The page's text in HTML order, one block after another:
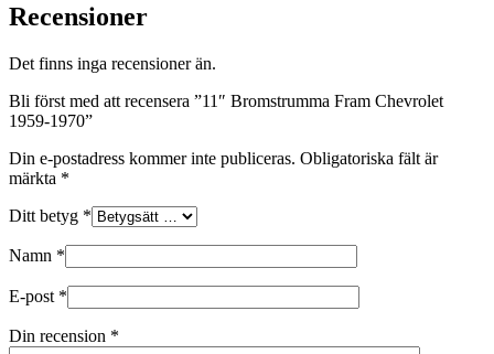
Recensioner
Det finns inga recensioner än.
Bli först med att recensera ”11″ Bromstrumma Fram Chevrolet
1959-1970”
Din e-postadress kommer inte publiceras. Obligatoriska fält är
märkta *
Ditt betyg *
Namn *
E-post *
Din recension *